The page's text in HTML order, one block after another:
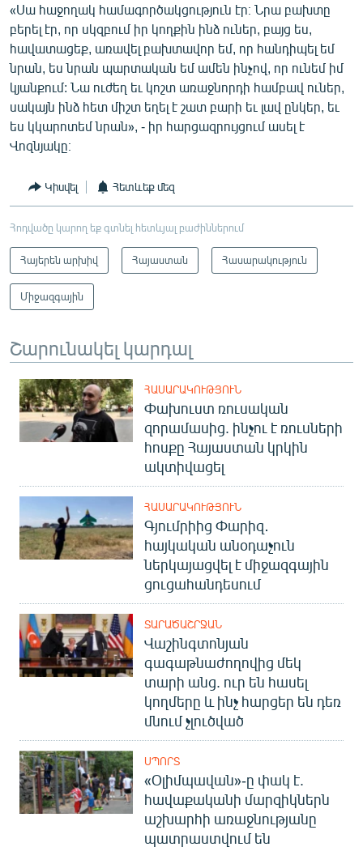
«Սա հաջողակ համագործակցություն էր։ Նրա բախտը
բերել էր, որ սկզբում իր կողքին ինձ ուներ, բայց ես,
հավատացեք, առավել բախտավոր եմ, որ հանդիպել եմ
նրան, ես նրան պարտական եմ ամեն ինչով, որ ունեմ իմ
կյանքում: Նա ուժեղ եւ կոշտ առաջնորդի համբավ ուներ,
սակայն ինձ հետ միշտ եղել է շատ բարի եւ լավ ընկեր, եւ
ես կկարոտեմ նրան», - իր հարցազրույցում ասել է
Վոզնյակը։
Կիսվել Հետևեք մեզ
Հոդվածը կարող եք գտնել հետևյալ բաժիններում
Հայերեն արխիվ Հայաստան Հասարակություն
Միջազգային
Շարունակել կարդալ
ՀԱՍԱՐԱԿՈՒԹՅՈՒՆ
Փախուստ ռուսական
զորամասից. ինչու է ռուսների
հոսքը Հայաստան կրկին
ակտիվացել
ՀԱՍԱՐԱԿՈՒԹՅՈՒՆ
Գյումրիից Փարիզ․
հայկական անօդաչուն
ներկայացվել է միջազգային
ցուցահանդեսում
ՏԱՐԱԾԱՇՐՋԱՆ
Վաշինգտոնյան
գագաթնաժողովից մեկ
տարի անց. ուր են հասել
կողմերը և ինչ հարցեր են դեռ
մնում չլուծված
ՍՊՈՐՏ
«Օլիմպավան»-ը փակ է.
հավաքականի մարզիկներն
աշխարհի առաջնությանը
պատրաստվում են